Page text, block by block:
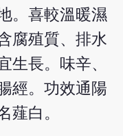
。喜較溫暖濕
腐殖質、排水
生長。味辛、
經。功效通陽
薤白。